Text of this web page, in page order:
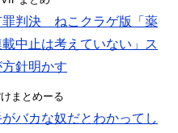
罪判決 ねこクラゲ版「薬
中止は考えていない」ス
針明かす
まとめーる
バカな奴だとわかってし